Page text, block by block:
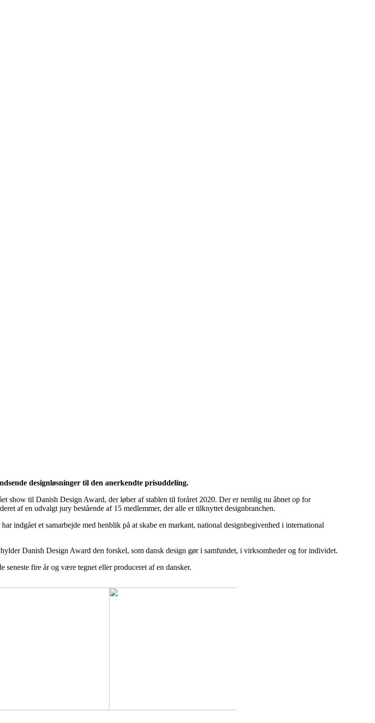
designløsninger til den anerkendte prisuddeling.
show til Danish Design Award, der løber af stablen til foråret 2020. Der er nemlig nu åbnet op for
af en udvalgt jury bestående af 15 medlemmer, der alle er tilknyttet designbranchen.
indgået et samarbejde med henblik på at skabe en markant, national designbegivenhed i international
Danish Design Award den forskel, som dansk design gør i samfundet, i virksomheder og for individet.
fire år og være tegnet eller produceret af en dansker.